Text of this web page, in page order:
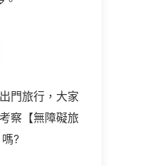
門旅行，大家
察【無障礙旅
?